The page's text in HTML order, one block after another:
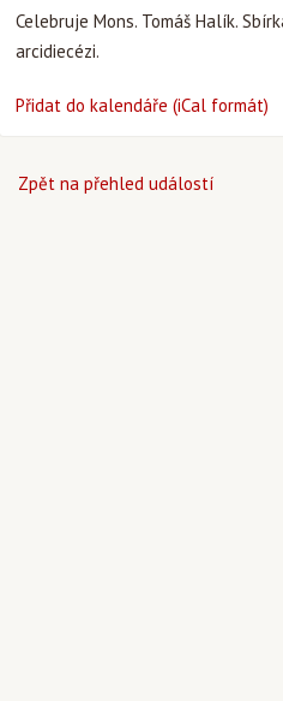
Celebruje Mons. Tomáš Halík.
arcidiecézi.
Přidat do kalendáře (iCal formát)
Zpět na přehled událostí